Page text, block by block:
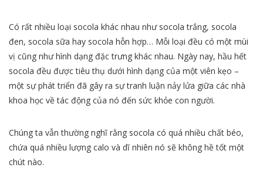
Có rất nhiều loại socola khác nhau như socola trắng, socola
đen, socola sữa hay socola hỗn hợp… Mỗi loại đều có một mùi
vị cũng như hình dạng đặc trưng khác nhau. Ngày nay, hầu hết
socola đều được tiêu thụ dưới hình dạng của một viên kẹo –
một sự phát triển đã gây ra sự tranh luận nảy lửa giữa các nhà
khoa học về tác động của nó đến sức khỏe con người.
Chúng ta vẫn thường nghĩ rằng socola có quá nhiều chất béo,
chứa quá nhiều lượng calo và dĩ nhiên nó sẽ không hề tốt một
chút nào.